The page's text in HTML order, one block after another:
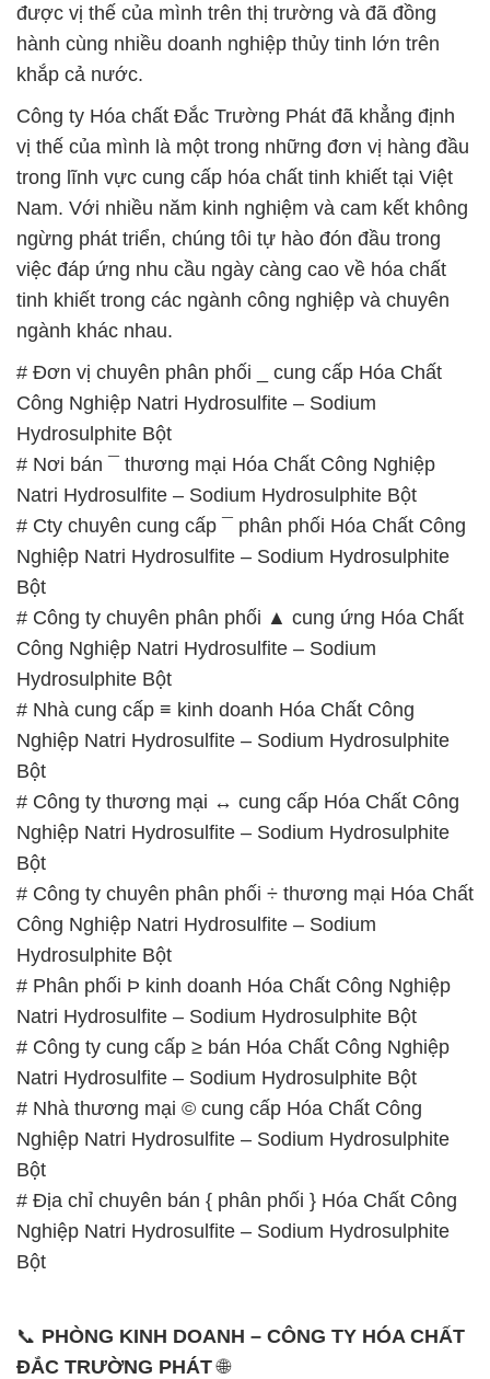
được vị thế của mình trên thị trường và đã đồng
hành cùng nhiều doanh nghiệp thủy tinh lớn trên
khắp cả nước.
Công ty Hóa chất Đắc Trường Phát đã khẳng định
vị thế của mình là một trong những đơn vị hàng đầu
trong lĩnh vực cung cấp hóa chất tinh khiết tại Việt
Nam. Với nhiều năm kinh nghiệm và cam kết không
ngừng phát triển, chúng tôi tự hào đón đầu trong
việc đáp ứng nhu cầu ngày càng cao về hóa chất
tinh khiết trong các ngành công nghiệp và chuyên
ngành khác nhau.
# Đơn vị chuyên phân phối _ cung cấp Hóa Chất
Công Nghiệp Natri Hydrosulfite – Sodium
Hydrosulphite Bột
# Nơi bán ¯ thương mại Hóa Chất Công Nghiệp
Natri Hydrosulfite – Sodium Hydrosulphite Bột
# Cty chuyên cung cấp ¯ phân phối Hóa Chất Công
Nghiệp Natri Hydrosulfite – Sodium Hydrosulphite
Bột
# Công ty chuyên phân phối ▲ cung ứng Hóa Chất
Công Nghiệp Natri Hydrosulfite – Sodium
Hydrosulphite Bột
# Nhà cung cấp ≡ kinh doanh Hóa Chất Công
Nghiệp Natri Hydrosulfite – Sodium Hydrosulphite
Bột
# Công ty thương mại ↔ cung cấp Hóa Chất Công
Nghiệp Natri Hydrosulfite – Sodium Hydrosulphite
Bột
# Công ty chuyên phân phối ÷ thương mại Hóa Chất
Công Nghiệp Natri Hydrosulfite – Sodium
Hydrosulphite Bột
# Phân phối Þ kinh doanh Hóa Chất Công Nghiệp
Natri Hydrosulfite – Sodium Hydrosulphite Bột
# Công ty cung cấp ≥ bán Hóa Chất Công Nghiệp
Natri Hydrosulfite – Sodium Hydrosulphite Bột
# Nhà thương mại © cung cấp Hóa Chất Công
Nghiệp Natri Hydrosulfite – Sodium Hydrosulphite
Bột
# Địa chỉ chuyên bán { phân phối } Hóa Chất Công
Nghiệp Natri Hydrosulfite – Sodium Hydrosulphite
Bột
📞 PHÒNG KINH DOANH – CÔNG TY HÓA CHẤT
ĐẮC TRƯỜNG PHÁT🌐